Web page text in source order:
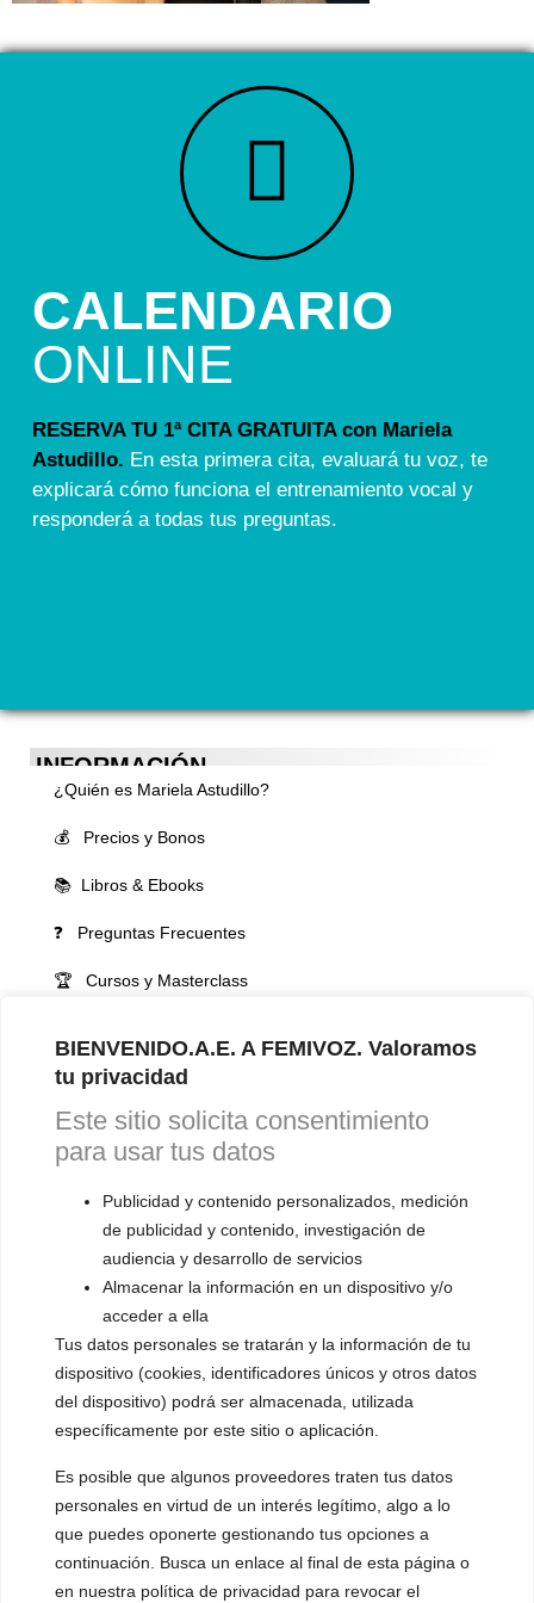
BIENVENIDO.A.E. A FEMIVOZ. Valoramos
tu privacidad
Este sitio solicita consentimiento
para usar tus datos
Publicidad y contenido personalizados, medición
de publicidad y contenido, investigación de
audiencia y desarrollo de servicios
Almacenar la información en un dispositivo y/o
acceder a ella
Tus datos personales se tratarán y la información de tu
dispositivo (cookies, identificadores únicos y otros datos
del dispositivo) podrá ser almacenada, utilizada
específicamente por este sitio o aplicación.
Es posible que algunos proveedores traten tus datos
personales en virtud de un interés legítimo, algo a lo
que puedes oponerte gestionando tus opciones a
continuación. Busca un enlace al final de esta página o
en nuestra política de privacidad para revocar el
CALENDARIO
ONLINE
RESERVA TU 1ª CITA GRATUITA con Mariela
Astudillo. En esta primera cita, evaluará tu voz, te
explicará cómo funciona el entrenamiento vocal y
responderá a todas tus preguntas.
INFORMACIÓN
¿Quién es Mariela Astudillo?
💰 Precios y Bonos
📚 Libros & Ebooks
❓ Preguntas Frecuentes
🏆 Cursos y Masterclass
VOCES LGBTQIA+ 🏳️‍🌈
▪️ Feminización de la voz
▪️ Masculinización de la voz
▪️ Neutralización de la voz
▪️ Dualización de la voz
▪️ Androginización de la voz
OTRAS SESIONES
▪️ Caracterización de la voz
▪️ Voz virilizada por esteroides
▪️ Modificación del acento
🟥 CIRUGÍA: Glotoplastia
CONTACTO Y CITAS
✅Pide tu CITA ONLINE